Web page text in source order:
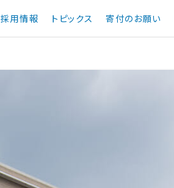
採用情報 トピックス 寄付のお願い